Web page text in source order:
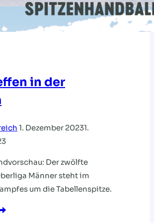
in der
1. Dezember 20231.
Der zwölfte
Männer steht im
um die Tabellenspitze.